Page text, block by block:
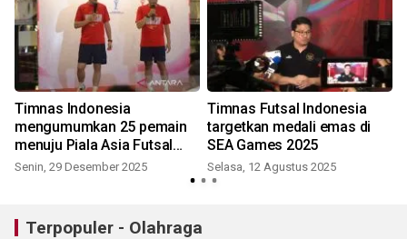
Timnas Indonesia
mengumumkan 25 pemain
menuju Piala Asia Futsal
2026
Senin, 29 Desember 2025
Timnas Futsal Indonesia
targetkan medali emas di
SEA Games 2025
Selasa, 12 Agustus 2025
Terpopuler - Olahraga